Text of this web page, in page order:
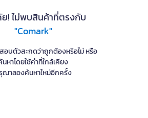
! ไม่พบสินค้าที่ตรงกับ
"Comark"
อบตัวสะกดว่าถูกต้องหรือไม่ หรือ
นหาโดยใช้คำที่ใกล้เคียง
ณาลองค้นหาใหม่อีกครั้ง